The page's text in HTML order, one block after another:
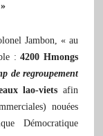
Jambon, « au
:4200 Hmongs
de regroupement
lao-viets afin
nouées
Démocratique